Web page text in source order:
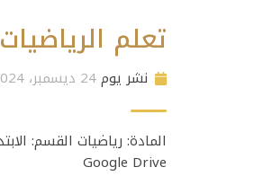
تعلم الرياضيات
نشر يوم24 ديسمبر، 2024
Google Drive